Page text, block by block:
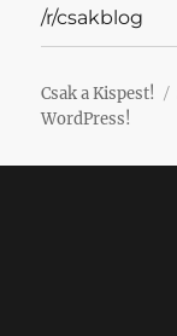
/r/csakblog
Csak a Kispest!
WordPress!